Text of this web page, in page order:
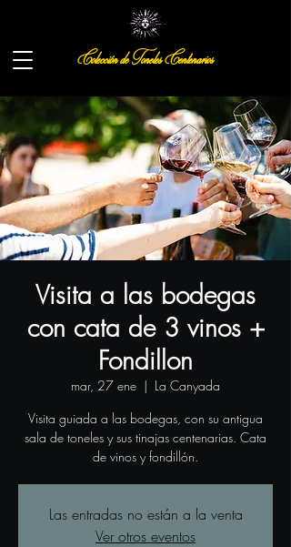
Colección de Toneles Centenarios
Visita a las bodegas
con cata de 3 vinos +
Fondillon
mar, 27 ene
  |
La Canyada
Visita guiada a las bodegas, con su antigua
sala de toneles y sus tinajas centenarias. Cata
de vinos y fondillón.
Las entradas no están a la venta
Ver otros eventos